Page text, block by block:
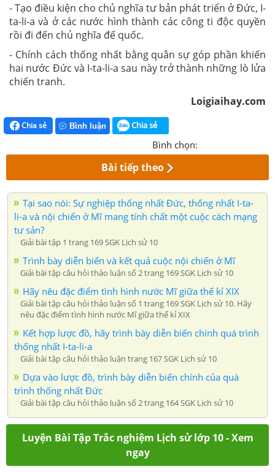
- Tạo điều kiện cho chủ nghĩa tư bản phát triển ở Đức, I-
ta-li-a và ở các nước hình thành các công ti độc quyền
rồi đi đến chủ nghĩa đế quốc.
- Chính cách thống nhất bằng quân sự góp phần khiến
hai nước Đức và I-ta-li-a sau này trở thành những lò lửa
chiến tranh.
Loigiaihay.com
Chia sẻ Bình luận Chia sẻ
Bình chọn:
Bài tiếp theo
Tại sao nói: Sự nghiệp thống nhất Đức, thống nhất I-ta-
li-a và nội chiến ở Mĩ mang tính chất một cuộc cách mạng
tư sản?
Giải bài tập 1 trang 169 SGK Lịch sử 10
Trình bày diễn biến và kết quả cuộc nội chiến ở Mĩ
Giải bài tập câu hỏi thảo luận số 2 trang 169 SGK Lịch sử 10
Hãy nêu đặc điểm tình hình nước Mĩ giữa thế kỉ XIX
Giải bài tập câu hỏi thảo luận số 1 trang 169 SGK Lịch sử 10. Hãy
nêu đặc điểm tình hình nước Mĩ giữa thế kỉ XIX
Kết hợp lược đồ, hãy trình bày diễn biến chính quá trình
thống nhất I-ta-li-a
Giải bài tập câu hỏi thảo luận trang 167 SGK Lịch sử 10
Dựa vào lược đồ, trình bày diễn biến chính của quá
trình thống nhất Đức
Giải bài tập câu hỏi thảo luận số 2 trang 164 SGK Lịch sử 10
Luyện Bài Tập Trắc nghiệm Lịch sử lớp 10 - Xem
ngay